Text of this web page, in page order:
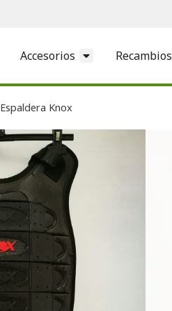
Accesorios Recambios
Espaldera Knox